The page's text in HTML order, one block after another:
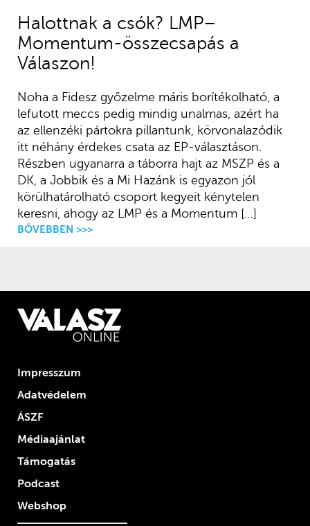
Halottnak a csók? LMP–
Momentum-összecsapás a
Válaszon!
Noha a Fidesz győzelme máris borítékolható, a
lefutott meccs pedig mindig unalmas, azért ha
az ellenzéki pártokra pillantunk, körvonalazódik
itt néhány érdekes csata az EP-választáson.
Részben ugyanarra a táborra hajt az MSZP és a
DK, a Jobbik és a Mi Hazánk is egyazon jól
körülhatárolható csoport kegyeit kénytelen
keresni, ahogy az LMP és a Momentum […]
BŐVEBBEN >>>
Impresszum
Adatvédelem
ÁSZF
Médiaajánlat
Támogatás
Podcast
Webshop